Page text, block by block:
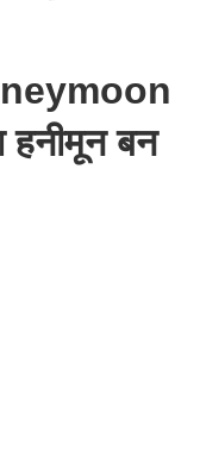
बन